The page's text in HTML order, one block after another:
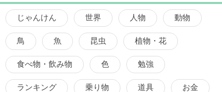
じゃんけん 世界 人物 動物
鳥 魚 昆虫 植物・花
食べ物・飲み物 色 勉強
ランキング 乗り物 道具 お金